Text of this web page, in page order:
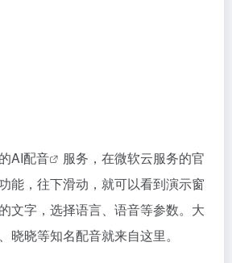
AI配音
服务，在微软云服务的官
能，往下滑动，就可以看到演示窗
文字，选择语言、语音等参数。大
晓晓等知名配音就来自这里。